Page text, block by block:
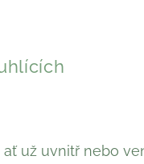
už uvnitř nebo